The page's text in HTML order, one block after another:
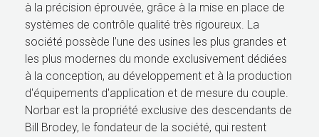
à la précision éprouvée, grâce à la mise en place de
systèmes de contrôle qualité très rigoureux. La
société possède l’une des usines les plus grandes et
les plus modernes du monde exclusivement dédiées
à la conception, au développement et à la production
d'équipements d'application et de mesure du couple.
Norbar est la propriété exclusive des descendants de
Bill Brodey, le fondateur de la société, qui restent